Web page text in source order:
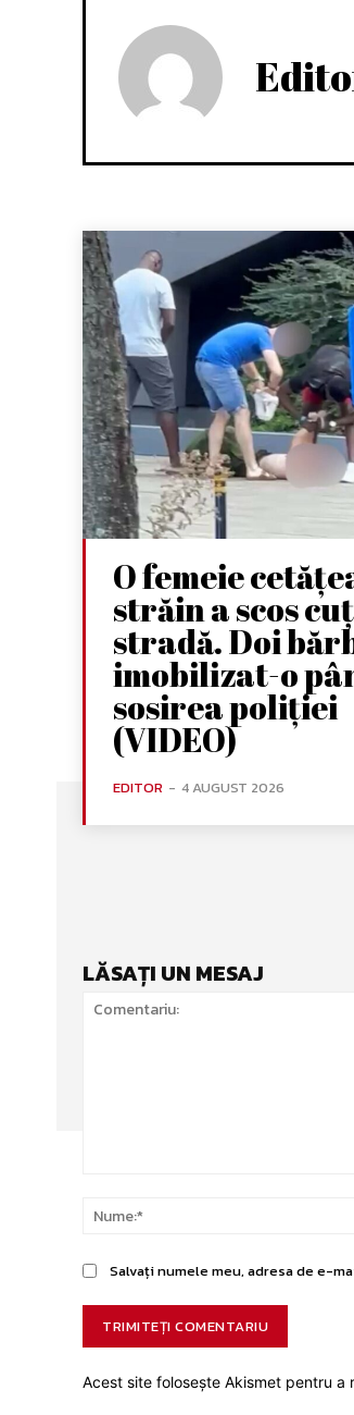
O femeie
străin a scos
stradă. Doi
imobilizat-o
sosirea poliției
(VIDEO)
EDITOR - 4 AUGUST 2026
LĂSAȚI UN MESAJ
Salvați numele meu, adresa de e-
Acest site folosește Akismet pentru a